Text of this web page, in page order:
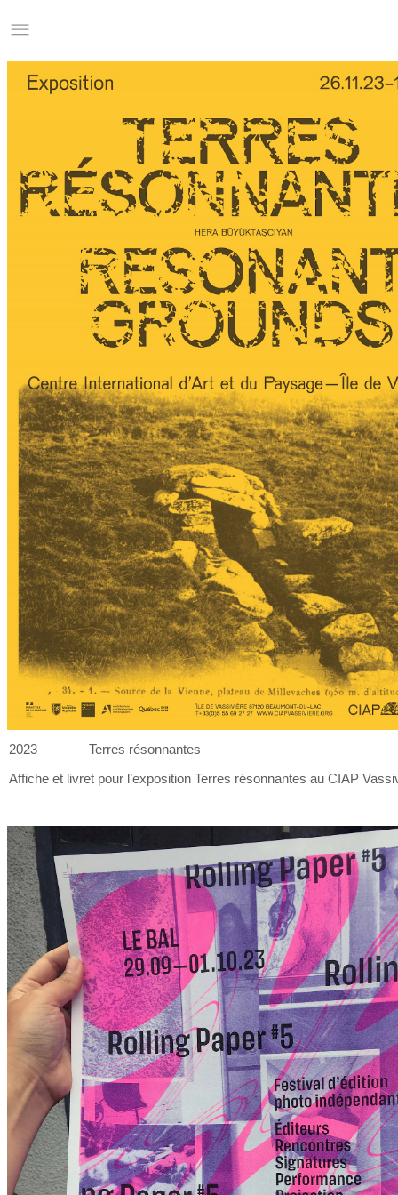
2023
Terres résonnantes
Affiche et livret pour l’exposition Terres résonnantes au CIAP